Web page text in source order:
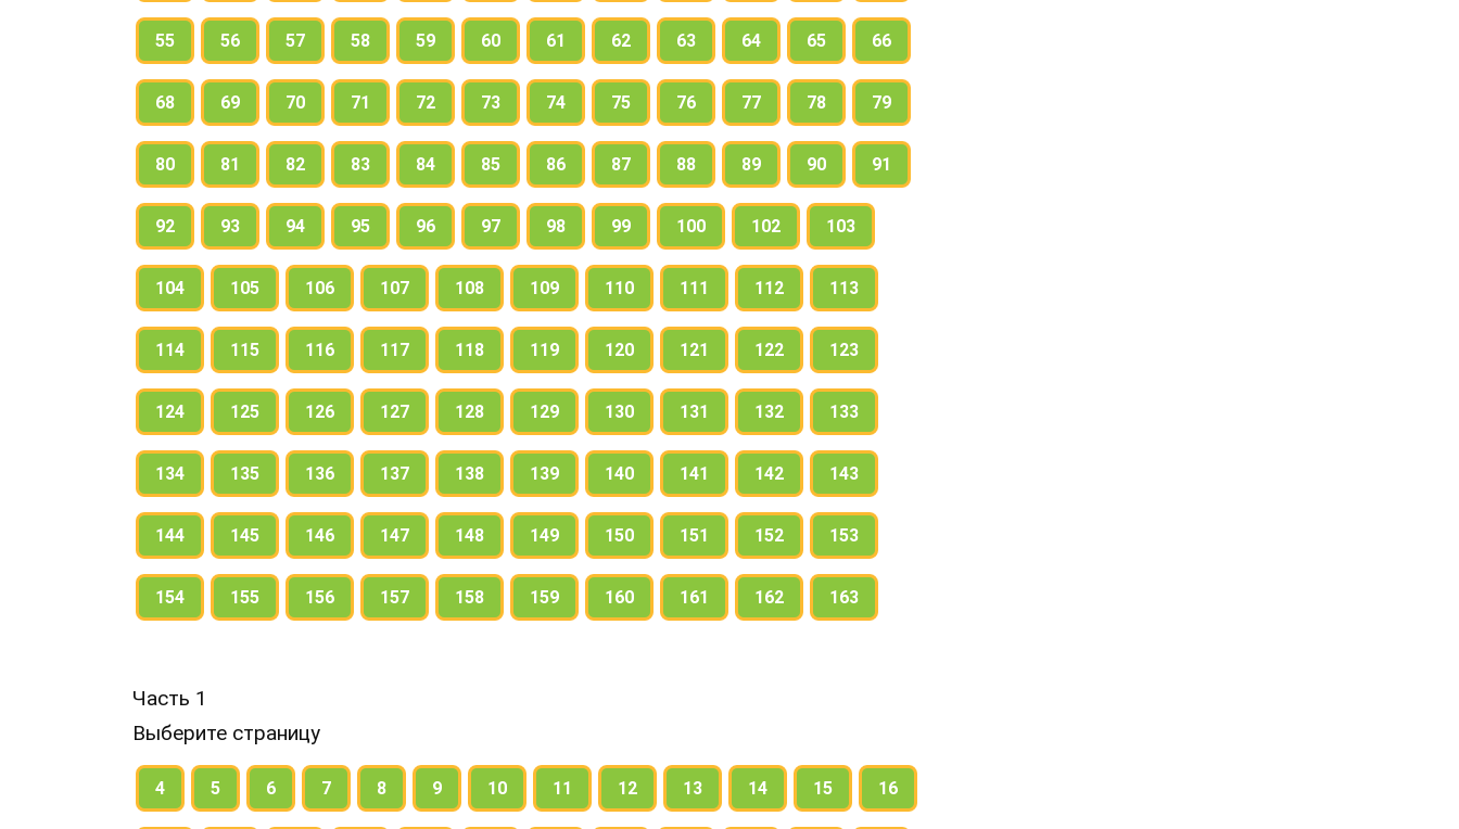
55 56 57 58 59 60 61 62 63 64 65 66
68 69 70 71 72 73 74 75 76 77 78 79
80 81 82 83 84 85 86 87 88 89 90 91
92 93 94 95 96 97 98 99 100 102 103
104 105 106 107 108 109 110 111 112 113
114 115 116 117 118 119 120 121 122 123
124 125 126 127 128 129 130 131 132 133
134 135 136 137 138 139 140 141 142 143
144 145 146 147 148 149 150 151 152 153
154 155 156 157 158 159 160 161 162 163
Часть 1
Выберите страницу
4 5 6 7 8 9 10 11 12 13 14 15 16